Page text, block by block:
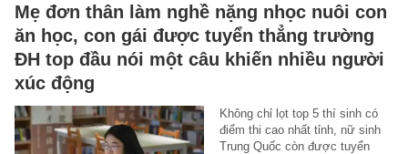
Mẹ đơn thân làm nghề nặng nhọc nuôi con
ăn học, con gái được tuyển thẳng trường
ĐH top đầu nói một câu khiến nhiều người
xúc động
Không chỉ lọt top 5 thí sinh có
điểm thi cao nhất tỉnh, nữ sinh
Trung Quốc còn được tuyển